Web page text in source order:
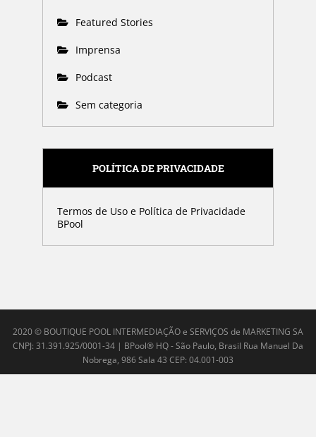
Featured Stories
Imprensa
Podcast
Sem categoria
POLÍTICA DE PRIVACIDADE
Termos de Uso e Política de Privacidade
BPool
2020 © BOUTIQUE POOL INTERMEDIAÇÃO e SERVIÇOS de MARKETING SA
CNPJ: 31.391.925/0001-34 | BPool® HQ - São Paulo, Brasil Rua Manuel Da
Nobrega, 986 Sala 43 CEP: 04.001-003